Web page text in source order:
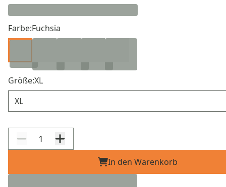
Farbe:Fuchsia
Größe:XL
In den Warenkorb